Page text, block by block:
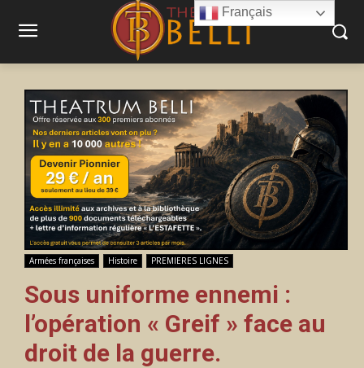
Armées françaises Histoire PREMIERES LIGNES
Sous uniforme ennemi :
l’opération « Greif » face au
droit de la guerre.
Français